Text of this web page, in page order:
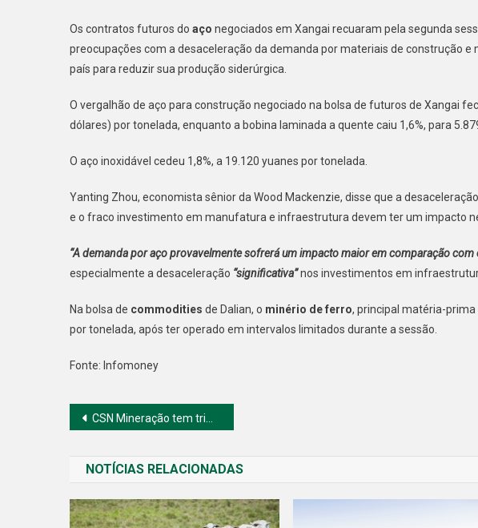
Recuam
Na
Os contratos futuros do aço negociados em Xangai recuaram pela segunda
preocupações com a desaceleração da demanda por materiais de construção e
país para reduzir sua produção siderúrgica.
O vergalhão de aço para construção negociado na bolsa de futuros de Xangai
dólares) por tonelada, enquanto a bobina laminada a quente caiu 1,6%, para
O aço inoxidável cedeu 1,8%, a 19.120 yuanes por tonelada.
Yanting Zhou, economista sênior da Wood Mackenzie, disse que a
e o fraco investimento em manufatura e infraestrutura devem ter um impacto
“A demanda por aço provavelmente sofrerá um impacto maior em comparação com
especialmente a desaceleração “significativa”nos investimentos em
Na bolsa de commodities de Dalian, o minério de ferro, principal matéria-prima
por tonelada, após ter operado em intervalos limitados durante a sessão.
Fonte: Infomoney
Navegação
Post
CSN Mineração tem trimestre recorde
NOTÍCIAS RELACIONADAS